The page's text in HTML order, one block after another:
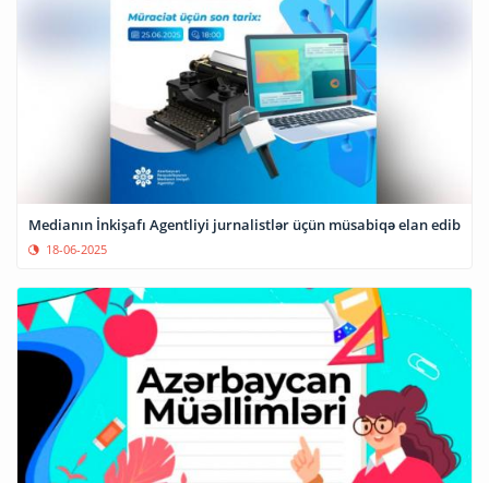
Medianın İnkişafı Agentliyi jurnalistlər üçün müsabiqə elan edib
18-06-2025